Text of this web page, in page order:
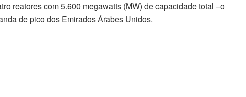
reatores com 5.600 megawatts (MW) de capacidade total –o
de pico dos Emirados Árabes Unidos.